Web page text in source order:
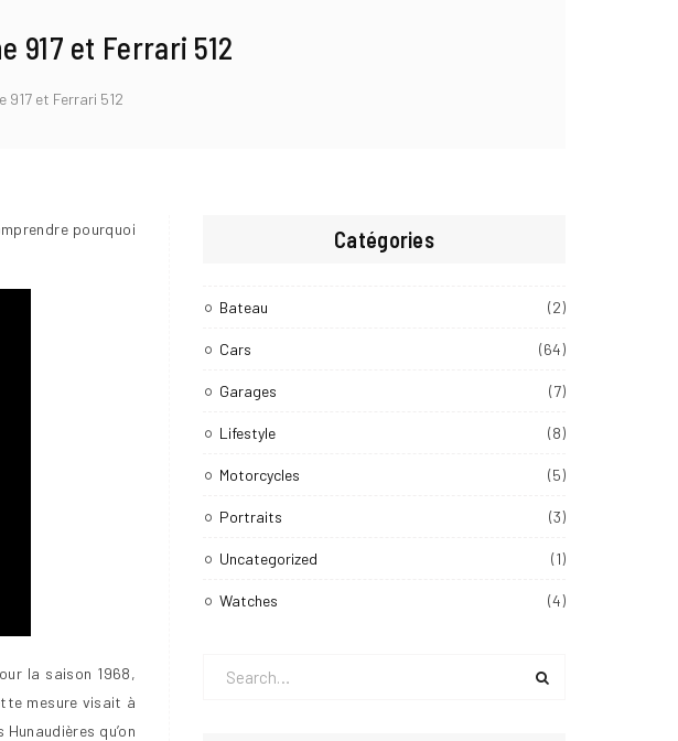
917 et Ferrari 512
917 et Ferrari 512
pourquoi
la saison 1968,
mesure visait à
qu’on
Catégories
Bateau (2)
Cars (64)
Garages (7)
Lifestyle (8)
Motorcycles (5)
Portraits (3)
Uncategorized (1)
Watches (4)